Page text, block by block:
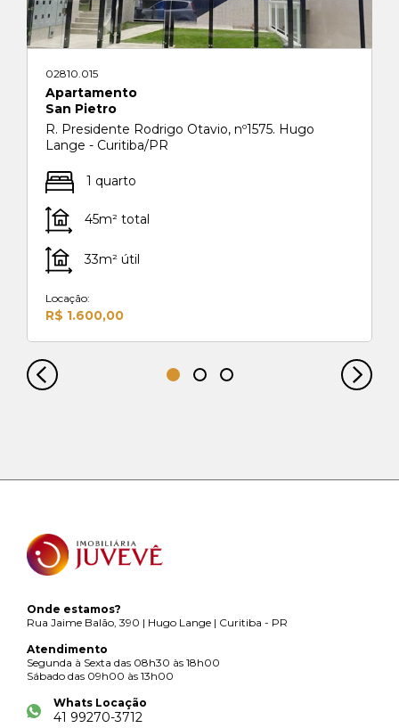
02810.015
Apartamento
San Pietro
R. Presidente Rodrigo Otavio, nº1575. Hugo
Lange - Curitiba/PR
1 quarto
45m² total
33m² útil
Locação:
R$ 1.600,00
Onde estamos?
Rua Jaime Balão, 390 | Hugo Lange | Curitiba - PR
Atendimento
Segunda à Sexta das 08h30 às 18h00
Sábado das 09h00 às 13h00
Whats Locação
41 99270-3712